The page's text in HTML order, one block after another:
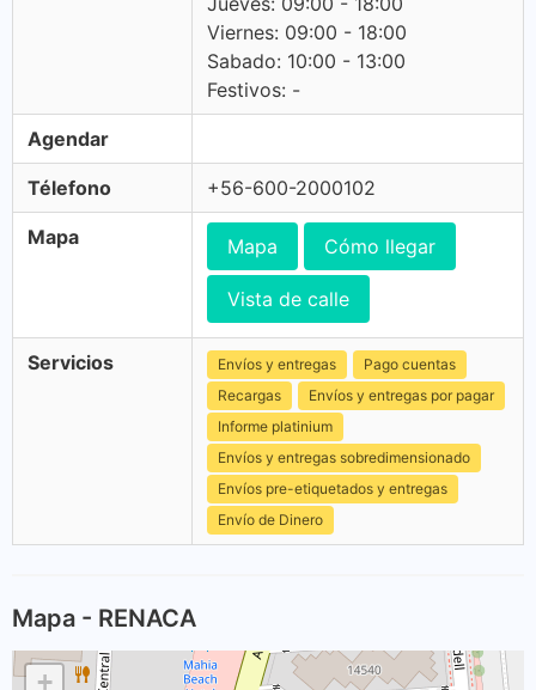
Viernes: 09:00 - 18:00
Sabado: 10:00 - 13:00
Festivos: -
Agendar
Télefono +56-600-2000102
Mapa Mapa Cómo llegar
Vista de calle
Servicios Envíos y entregas
Pago cuentas
Recargas
Envíos y entregas por pagar
Informe platinium
Envíos y entregas sobredimensionado
Envíos pre-etiquetados y entregas
Envío de Dinero
Mapa - RENACA
+